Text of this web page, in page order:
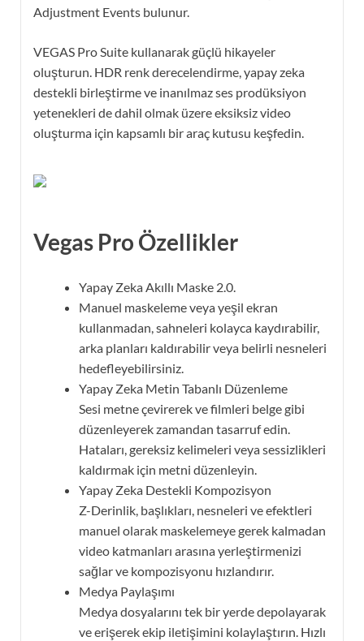
Adjustment Events bulunur.
VEGAS Pro Suite kullanarak güçlü hikayeler
oluşturun. HDR renk derecelendirme, yapay zeka
destekli birleştirme ve inanılmaz ses prodüksiyon
yetenekleri de dahil olmak üzere eksiksiz video
oluşturma için kapsamlı bir araç kutusu keşfedin.
Vegas Pro Özellikler
Yapay Zeka Akıllı Maske 2.0.
Manuel maskeleme veya yeşil ekran
kullanmadan, sahneleri kolayca kaydırabilir,
arka planları kaldırabilir veya belirli nesneleri
hedefleyebilirsiniz.
Yapay Zeka Metin Tabanlı Düzenleme
Sesi metne çevirerek ve filmleri belge gibi
düzenleyerek zamandan tasarruf edin.
Hataları, gereksiz kelimeleri veya sessizlikleri
kaldırmak için metni düzenleyin.
Yapay Zeka Destekli Kompozisyon
Z-Derinlik, başlıkları, nesneleri ve efektleri
manuel olarak maskelemeye gerek kalmadan
video katmanları arasına yerleştirmenizi
sağlar ve kompozisyonu hızlandırır.
Medya Paylaşımı
Medya dosyalarını tek bir yerde depolayarak
ve erişerek ekip iletişimini kolaylaştırın. Hızlı